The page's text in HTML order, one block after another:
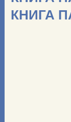
КНИГА